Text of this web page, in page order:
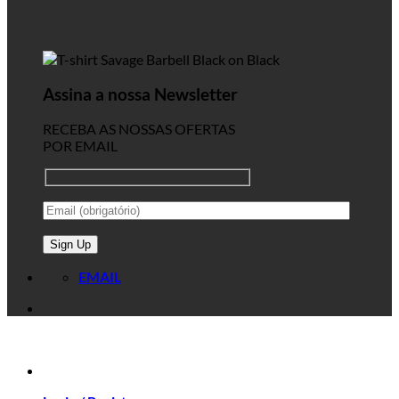
Assina a nossa Newsletter
RECEBA AS NOSSAS OFERTAS
POR EMAIL
Alternative:
EMAIL